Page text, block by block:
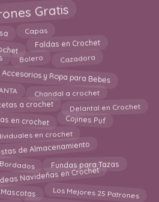
Gratis
Capas
Faldas en Crochet
Bolero Cazadora
Accesorios y Ropa para Bebes
Chandal a crochet
a crochet Delantal en Crochet
en crochet Cojines Puf
en crochet
de Almacenamiento
Bordados Fundas para Tazas
Navideñas en Crochet
Mascotas Los Mejores 25 Patrones